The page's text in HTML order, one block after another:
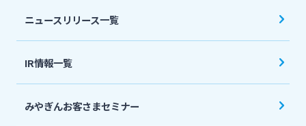
ニュースリリース一覧
採用情報
ニュースリリース一覧
IR情報一覧
みやぎんお客さまセミナー